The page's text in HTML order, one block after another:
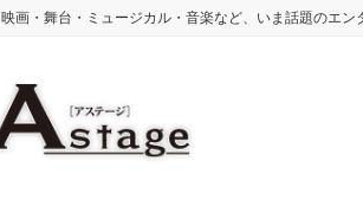
映画・舞台・ミュージカル・音楽など、いま話題のエン